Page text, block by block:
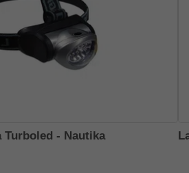
Turboled - Nautika